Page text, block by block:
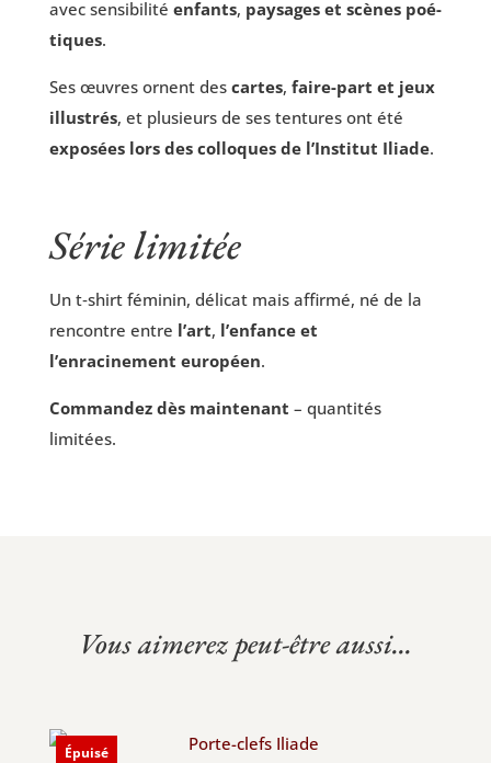
avec sen­si­bi­li­té enfants, pay­sages et scènes poé­
tiques.
Ses œuvres ornent des cartes, faire-part et jeux
illus­trés, et plu­sieurs de ses ten­tures ont été
expo­sées lors des col­loques de l’Institut Iliade.
Série limitée
Un t‑shirt fémi­nin, déli­cat mais affir­mé, né de la
ren­contre entre l’art, l’enfance et
l’enracinement euro­péen.
Com­man­dez dès main­te­nant – quan­ti­tés
limitées.
Vous aimerez peut-être aussi...
Épuisé